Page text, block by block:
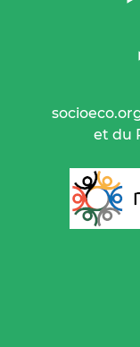
et du